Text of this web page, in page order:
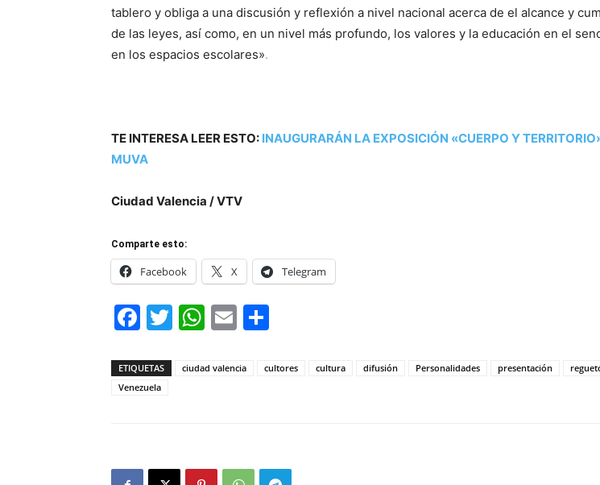
tablero y obliga a una discusión y reflexión a nivel nacional acerca de el alcance y
de las leyes, así como, en un nivel más profundo, los valores y la educación en el
en los espacios escolares».
TE INTERESA LEER ESTO: INAUGURARÁN LA EXPOSICIÓN «CUERPO Y
MUVA
Ciudad Valencia / VTV
Comparte esto:
Facebook X Telegram
Facebook
Twitter
WhatsApp
Email
ETIQUETAS ciudad valencia cultores cultura difusión Personalidades presentación
Venezuela